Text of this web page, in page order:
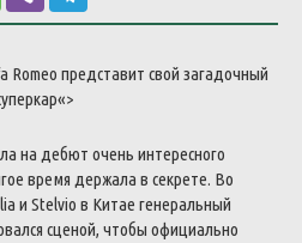
Romeo представит свой загадочный
«>
на дебют очень интересного
время держала в секрете. Во
и Stelvio в Китае генеральный
сценой, чтобы официально